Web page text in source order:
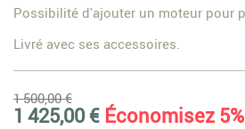
Possibilité d'ajouter un moteur pour
Livré avec ses accessoires.
1 500,00 €
1 425,00 € Économisez 5%